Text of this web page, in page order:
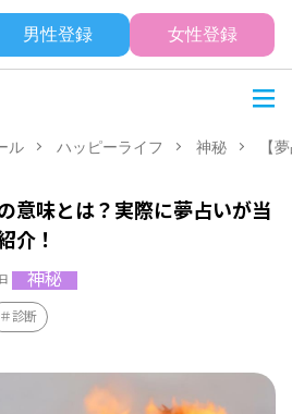
男性登録 女性登録
ル ハッピーライフ 神秘 【
意味とは？実際に夢占いが当
介！
神秘
診断